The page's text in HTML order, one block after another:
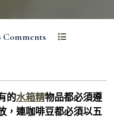
Comments
的水箱精物品都必須遵
，連咖啡豆都必須以五